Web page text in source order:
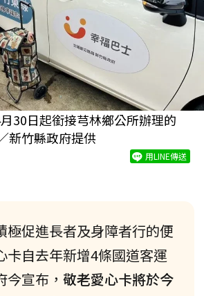
30日起銜接芎林鄉公所辦理的
新竹縣政府提供
用LINE傳送
極促進長者及身障者行的便
卡自去年新增4條國道客運
宣布， 敬老愛心卡將於今